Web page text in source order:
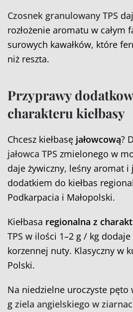
Czosnek granulowany TPS
rozłożenie aromatu w całym
surowych kawałków, które
niż reszta.
Przyprawy
charakteru kiełbasy
Chcesz kiełbasę jałowcową?
jałowca TPS zmielonego w
daje żywiczny, leśny aromat i
dodatkiem do kiełbas
Podkarpacia i Małopolski.
Kiełbasa regionalna z
TPS w ilości 1–2 g / kg
korzennej nuty. Klasyczny w
Polski.
Na niedzielne uroczyste pęto
g ziela angielskiego w